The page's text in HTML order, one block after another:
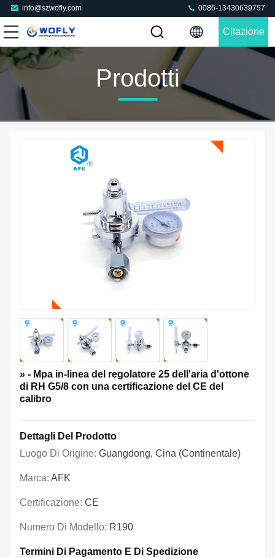
info@szwofly.com 0086-13430639757
Citazione
Prodotti
» - Mpa in-linea del regolatore 25 dell'aria d'ottone
di RH G5/8 con una certificazione del CE del
calibro
Dettagli Del Prodotto
Luogo Di Origine: Guangdong, Cina (continentale)
Marca: AFK
Certificazione: CE
Numero Di Modello: R190
Termini Di Pagamento E Di Spedizione